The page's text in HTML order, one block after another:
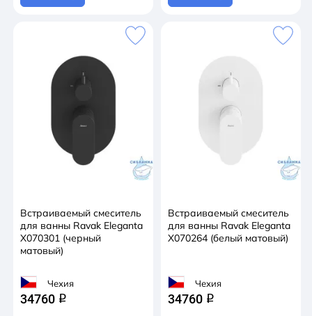
Встраиваемый смеситель
для ванны Ravak Eleganta
X070301 (черный
матовый)
Чехия
34760 q
Встраиваемый смеситель
для ванны Ravak Eleganta
X070264 (белый матовый)
Чехия
34760 q